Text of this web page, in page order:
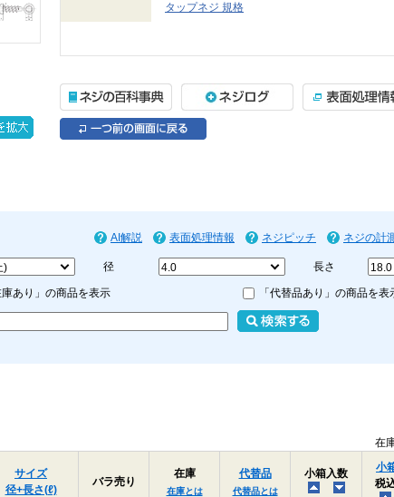
タップネジ 規格
AI解説 表面処理情報 ネジピッチ ネジの計
径 長さ
庫あり」の商品を表示 「代替品あり」の商品を表
在
サイズ
径+長さ(ℓ)
バラ売り
在庫
在庫とは
代替品
代替品とは
小箱入数
小
税